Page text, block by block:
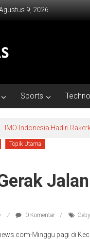
9, 2026
Sports
IMO-Indonesia Hadiri
Topik Utama
0 Komentar
Minggu pagi di